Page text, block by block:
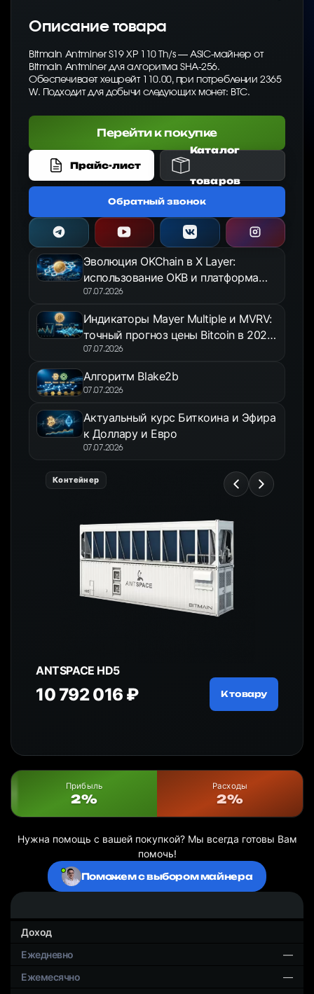
Описание товара
Bitmain Antminer S19 XP 110 Th/s — ASIC-майнер от
Bitmain Antminer для алгоритма SHA-256.
Обеспечивает хешрейт 110.00, при потреблении 2365
W. Подходит для добычи следующих монет: BTC.
Перейти к покупке
Прайс-лист
Каталог
товаров
Обратный звонок
Эволюция OKChain в X Layer:
использование OKB и платформа
OKX Jumpstart в 2026 году
07.07.2026
Индикаторы Mayer Multiple и MVRV:
точный прогноз цены Bitcoin в 2026
году
07.07.2026
Алгоритм Blake2b
07.07.2026
Актуальный курс Биткоина и Эфира
к Доллару и Евро
07.07.2026
Контейнер
ANTSPACE HD5
10 792 016 ₽ К товару
Прибыль
2%
Расходы
2%
Нужна помощь с вашей покупкой? Мы всегда готовы Вам
помочь!
Поможем с выбором майнера
Доход
—
—